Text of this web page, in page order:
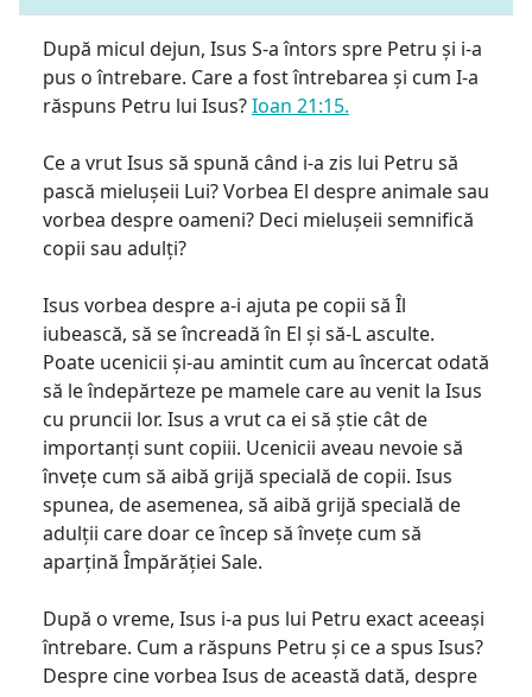
După micul dejun, Isus S-a întors spre Petru și i-a
pus o întrebare. Care a fost întrebarea și cum I-a
răspuns Petru lui Isus?Ioan 21:15.
Ce a vrut Isus să spună când i-a zis lui Petru să
pască mielușeii Lui? Vorbea El despre animale sau
vorbea despre oameni? Deci mielușeii semnifică
copii sau adulți?
Isus vorbea despre a-i ajuta pe copii să Îl
iubească, să se încreadă în El și să-L asculte.
Poate ucenicii și-au amintit cum au încercat odată
să le îndepărteze pe mamele care au venit la Isus
cu pruncii lor. Isus a vrut ca ei să știe cât de
importanți sunt copiii. Ucenicii aveau nevoie să
învețe cum să aibă grijă specială de copii. Isus
spunea, de asemenea, să aibă grijă specială de
adulții care doar ce încep să învețe cum să
aparțină Împărăției Sale.
După o vreme, Isus i-a pus lui Petru exact aceeași
întrebare. Cum a răspuns Petru și ce a spus Isus?
Despre cine vorbea Isus de această dată, despre